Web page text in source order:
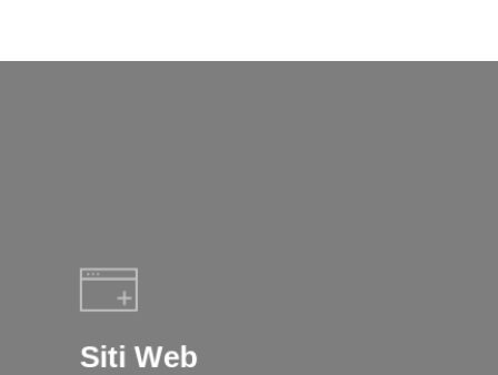
Siti Web